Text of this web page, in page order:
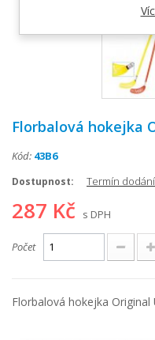
Florbalová hokejka
Kód: 43B6
Dostupnost: Termín
287 Kč s DPH
Počet
Florbalová hokejka Original